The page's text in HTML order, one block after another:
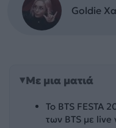
Goldie
Με μια ματιά
Το BTS FESTA
των BTS με